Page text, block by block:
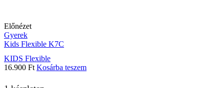
Előnézet
Gyerek
Kids Flexible K7C
KIDS Flexible
16.900 Ft Kosárba teszem